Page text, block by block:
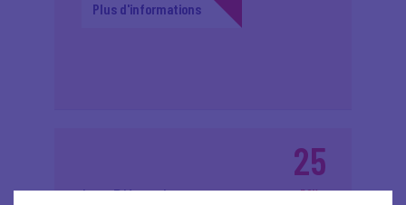
Plus d'informations
25
nov.
Les RH parlent aux